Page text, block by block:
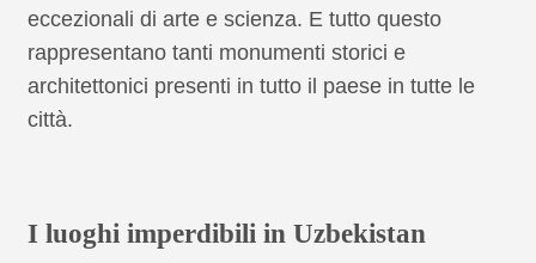
eccezionali di arte e scienza. E tutto questo
rappresentano tanti monumenti storici e
architettonici presenti in tutto il paese in tutte le
città.
I luoghi imperdibili in Uzbekistan